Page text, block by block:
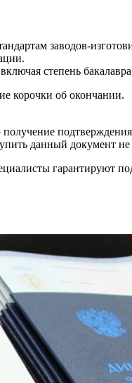
заводов-
степень
корочки об окончании.
подтверждения
данный документ не
гарантируют